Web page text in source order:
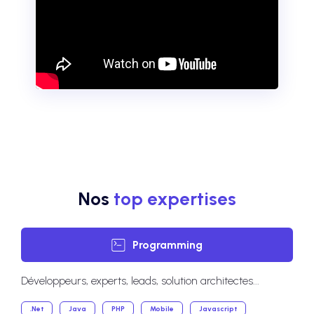
Nos top expertises
Programming
Développeurs, experts, leads, solution architectes...
.Net Java PHP Mobile Javascript